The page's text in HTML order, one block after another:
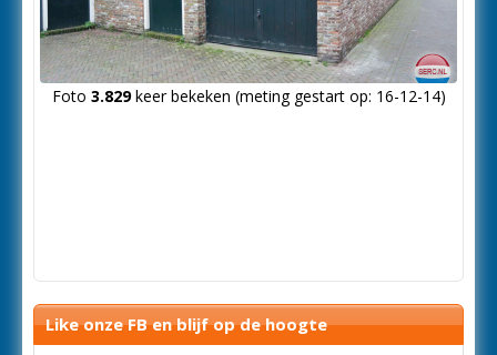
Foto 3.829keer bekeken (meting gestart op: 16-12-14)
Like onze FB en blijf op de hoogte